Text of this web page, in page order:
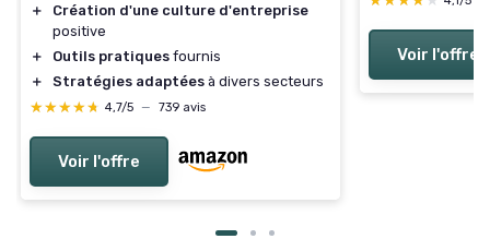
＋
Création d'une culture d'entreprise
positive
＋
Outils pratiques fournis
＋
Stratégies adaptées à divers secteurs
★★★★★
★★★★★ 4,7/5 — 739 avis
Voir l'offre
Voir l'offre